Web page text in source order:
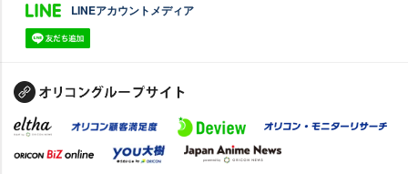
LINEアカウントメディア